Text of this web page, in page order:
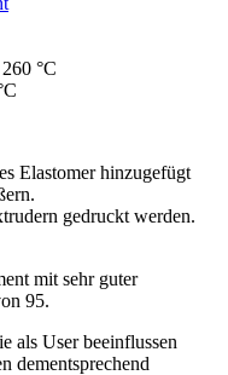
°C
Elastomer hinzugefügt
gedruckt werden.
mit sehr guter
95.
als User beeinflussen
dementsprechend